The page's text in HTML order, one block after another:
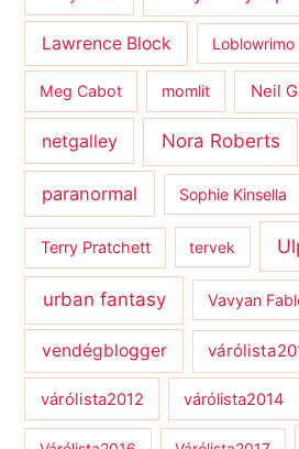
Lawrence Block Loblowrimo
Meg Cabot momlit Neil
netgalley Nora Roberts
paranormal Sophie Kinsella
Terry Pratchett tervek
urban fantasy Vavyan
vendégblogger
várólista2012 várólista2014